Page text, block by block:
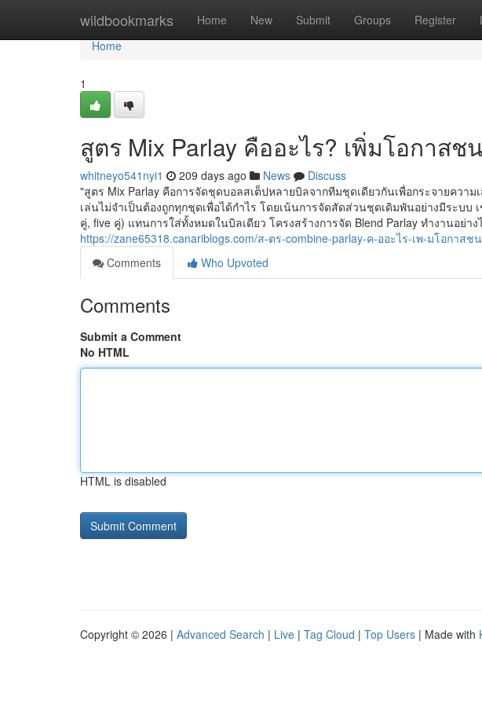
wildbookmarks Home New Submit Groups Register
Home
Home
1
สูตร Mix Parlay คืออะไร? เพิ่มโอกาสช
whitneyo541nyi1 209 days ago News
Discuss
"สูตร Mix Parlay คือการจัดชุดบอลสเต็ปหลายบิลจากทีมชุดเดียวกันเพื่อกระจายความ
เล่นไม่จำเป็นต้องถูกทุกชุดเพื่อได้กำไร โดยเน้นการจัดสัดส่วนชุดเดิมพันอย่างมีระบ
คู่, five คู่) แทนการใส่ทั้งหมดในบิลเดียว โครงสร้างการจัด Blend Parlay ทำงานอย่า
https://zane65318.canariblogs.com/ส-ตร-combine-parlay-ค-ออะไร-เพ-มโอกาสช
Comments
Who Upvoted
Comments
Submit a Comment
No HTML
HTML is disabled
Copyright © 2026 | Advanced Search | Live | Tag Cloud | Top Users | Made with